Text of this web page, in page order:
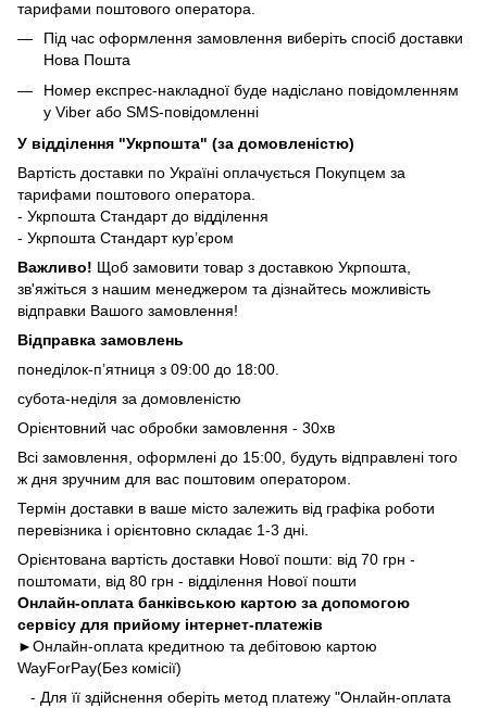
тарифами поштового оператора.
Під час оформлення замовлення виберіть спосіб доставки
Нова Пошта
Номер експрес-накладної буде надіслано повідомленням
у Viber або SMS-повідомленні
У відділення "Укрпошта" (за домовленістю)
Вартість доставки по Україні оплачується Покупцем за
тарифами поштового оператора.
- Укрпошта Стандарт до відділення
- Укрпошта Стандарт кур’єром
Важливо! Щоб замовити товар з доставкою Укрпошта,
зв'яжіться з нашим менеджером та дізнайтесь можливість
відправки Вашого замовлення!
Відправка замовлень
понеділок-п’ятниця з 09:00 до 18:00.
субота-неділя за домовленістю
Орієнтовний час обробки замовлення - 30хв
Всі замовлення, оформлені до 15:00, будуть відправлені того
ж дня зручним для вас поштовим оператором.
Термін доставки в ваше місто залежить від графіка роботи
перевізника і орієнтовно складає 1-3 дні.
Орієнтована вартість доставки Нової пошти: від 70 грн -
поштомати, від 80 грн - відділення Нової пошти
Онлайн-оплата банківською картою за допомогою
сервісу для прийому інтернет-платежів
►Онлайн-оплата кредитною та дебітовою картою
WayForPay(Без комісії)
- Для її здійснення оберіть метод платежу "Онлайн-оплата